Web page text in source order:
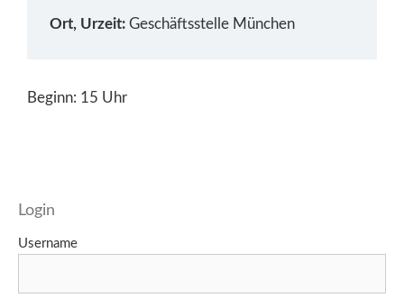
Ort, Urzeit: Geschäftsstelle München
Beginn: 15 Uhr
Login
Username